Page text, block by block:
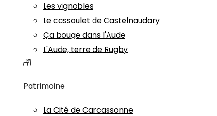
Les vignobles
Le cassoulet de Castelnaudary
Ça bouge dans l'Aude
L'Aude, terre de Rugby
Patrimoine
La Cité de Carcassonne